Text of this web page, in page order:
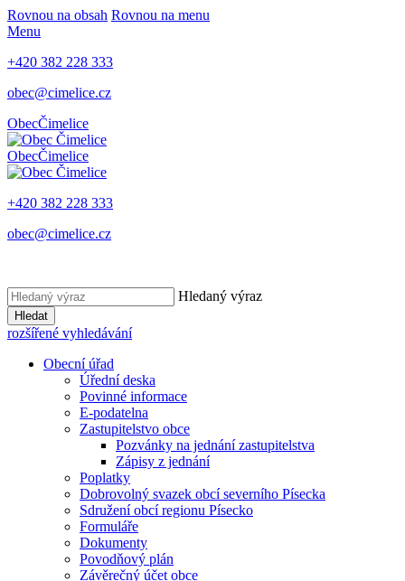
Rovnou na obsah Rovnou na menu
Menu
+420 382 228 333
obec@cimelice.cz
ObecČimelice
ObecČimelice
+420 382 228 333
obec@cimelice.cz
Hledaný výraz
Hledat
rozšířené vyhledávání
Obecní úřad
Úřední deska
Povinné informace
E-podatelna
Zastupitelstvo obce
Pozvánky na jednání zastupitelstva
Zápisy z jednání
Poplatky
Dobrovolný svazek obcí severního Písecka
Sdružení obcí regionu Písecko
Formuláře
Dokumenty
Povodňový plán
Závěrečný účet obce